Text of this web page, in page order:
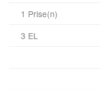
1 Prise(n)
3 EL